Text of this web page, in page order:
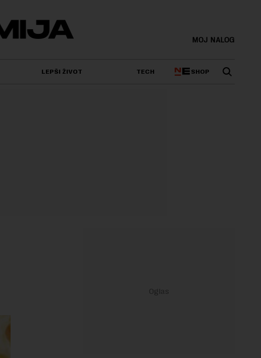
MOJ NALOG
LEPŠI ŽIVOT TECH SHOP